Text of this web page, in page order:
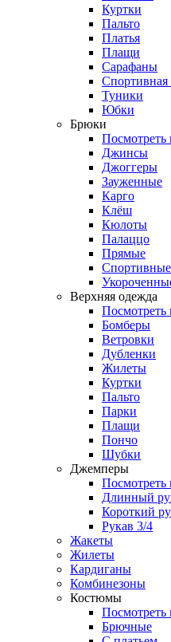
Куртки
Пальто
Платья
Плащи
Сарафаны
Спортивная
Туники
Юбки
Брюки
Посмотреть
Джинсы
Джоггеры
Зауженные
Карго
Клёш
Кюлоты
Палаццо
Прямые
Спортивные
Верхняя одежда
Посмотреть
Бомберы
Ветровки
Дубленки
Жилеты
Куртки
Пальто
Парки
Плащи
Пончо
Шубки
Джемперы
Посмотреть
Длинный
Короткий
Рукав 3/4
Жакеты
Жилеты
Кардиганы
Комбинезоны
Костюмы
Посмотреть
Брючные